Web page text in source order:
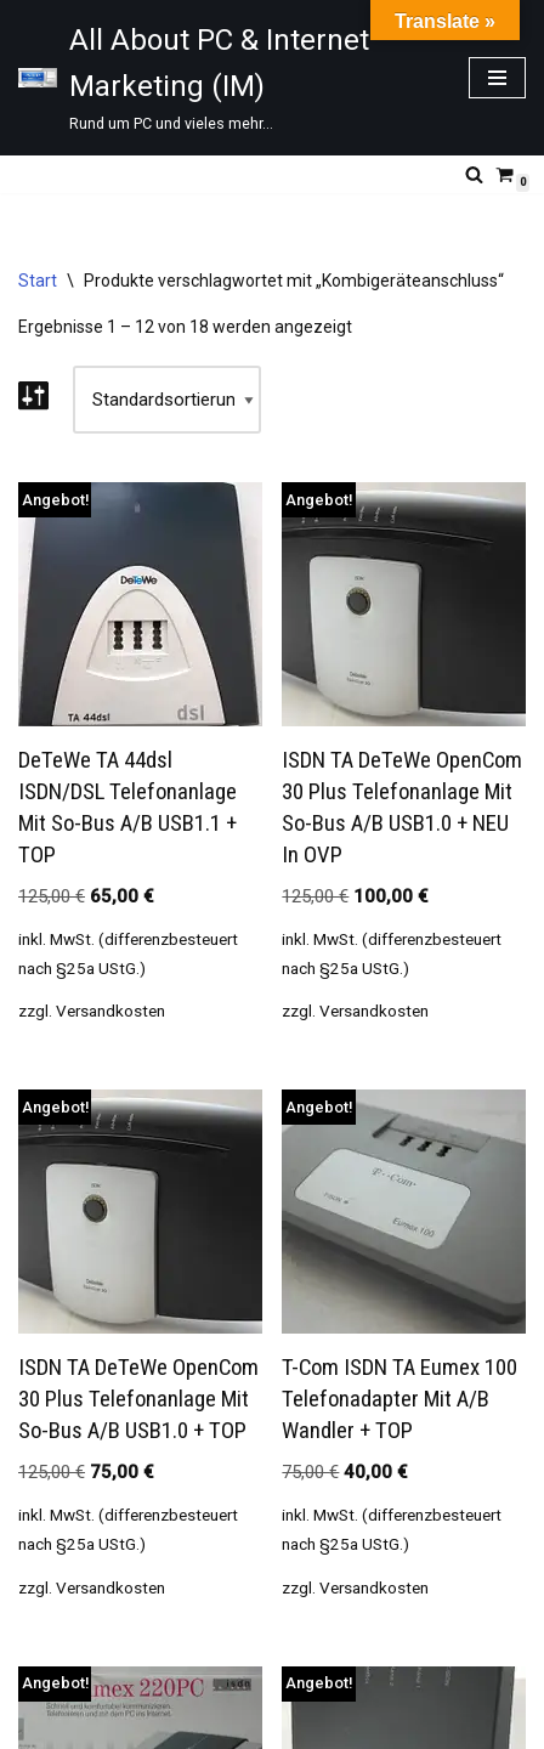
Zum
Inhalt
springen
All About PC & Internet
Marketing (IM)
Rund um PC und vieles mehr...
0
Start \ Produkte verschlagwortet mit „Kombigeräteanschluss“
Ergebnisse 1 – 12 von 18 werden angezeigt
Angebot!
DeTeWe TA 44dsl
ISDN/DSL Telefonanlage
Mit So-Bus A/b USB1.1 +
TOP
125,00€ 65,00 €
inkl. MwSt. (differenzbesteuert
nach §25a UStG.)
zzgl. Versandkosten
Angebot!
ISDN TA DeTeWe OpenCom
30 Plus Telefonanlage Mit
So-Bus A/b USB1.0 + NEU
In OVP
125,00€ 100,00€
inkl. MwSt. (differenzbesteuert
nach §25a UStG.)
zzgl.Versandkosten
Angebot!
ISDN TA DeTeWe OpenCom
30 Plus Telefonanlage Mit
So-Bus A/b USB1.0 + TOP
125,00€ 75,00 €
inkl. MwSt. (differenzbesteuert
nach §25a UStG.)
zzgl. Versandkosten
Angebot!
T-Com ISDN TA Eumex 100
Telefonadapter Mit A/b
Wandler + TOP
75,00€ 40,00€
inkl. MwSt. (differenzbesteuert
nach §25a UStG.)
zzgl.Versandkosten
Angebot! Angebot!
Translate »